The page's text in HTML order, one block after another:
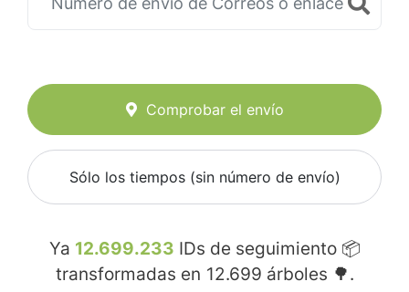
Comprobar el envío
Sólo los tiempos (sin número de envío)
Ya 12.699.233 IDs de seguimiento 📦
transformadas en 12.699 árboles 🌳.